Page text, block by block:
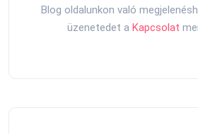
Blog oldalunkon való
üzenetedet a Kapcsolat